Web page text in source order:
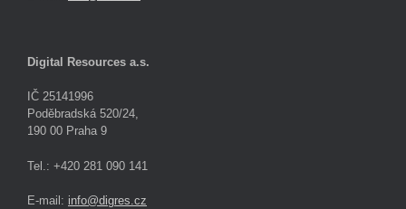
Digital Resources a.s.
IČ 25141996
Poděbradská 520/24,
190 00 Praha 9
Tel.: +420 281 090 141
E-mail: info@digres.cz